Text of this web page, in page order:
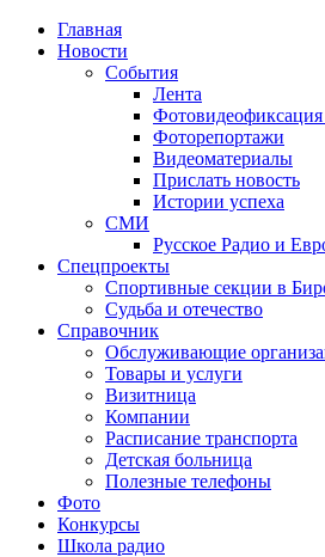
Главная
Новости
События
Лента
Фоторепортажи
Видеоматериалы
Прислать новость
Истории успеха
СМИ
Русское Радио и
Спецпроекты
Спортивные секции в
Судьба и отечество
Справочник
Обслуживающие
Товары и услуги
Визитница
Компании
Расписание транспорта
Детская больница
Полезные телефоны
Фото
Конкурсы
Школа радио